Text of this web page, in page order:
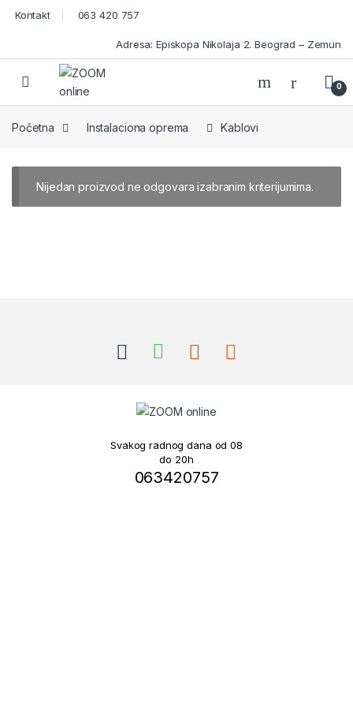
Skip to navigation
Skip to content
Kontakt 063 420 757
Adresa: Episkopa Nikolaja 2. Beograd – Zemun
Open 0
Početna Instalaciona oprema Kablovi
Nijedan proizvod ne odgovara izabranim kriterijumima.
Svakog radnog dana od 08
do 20h
063420757